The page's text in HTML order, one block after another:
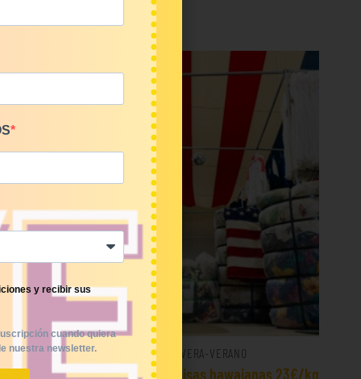
16€/kg
PRIMAVERA-VERANO
Bala 45 Kilos camisas hawaianas 23€/kg
y recibir sus
cuando quiera
nuestra newsletter.